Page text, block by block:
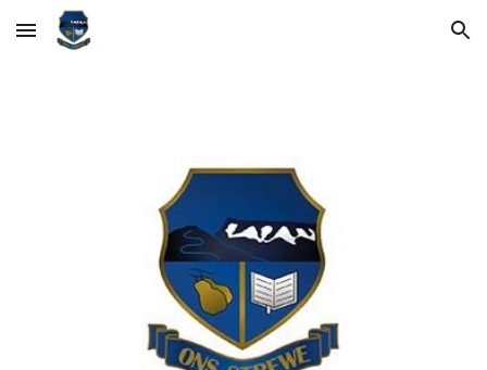
Skip to main content Skip to navigation